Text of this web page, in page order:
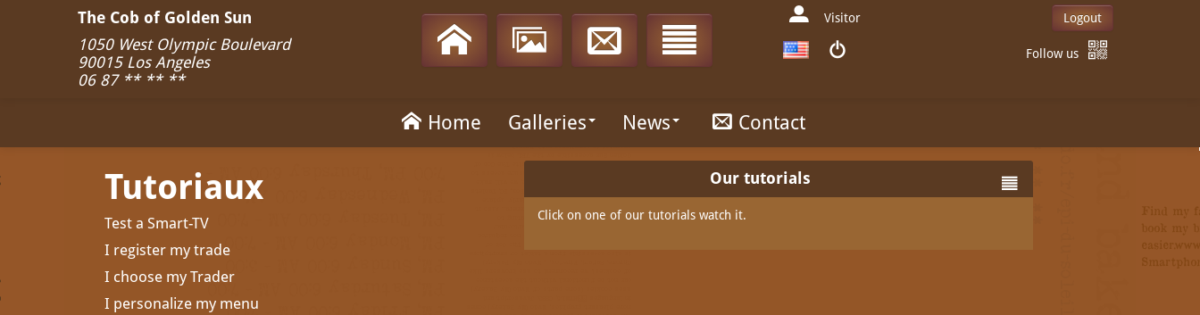
The Cob of Golden Sun
1050 West Olympic Boulevard
90015 Los Angeles
06 87 ** ** **
Visitor Logout
Follow us
Home Galleries News Contact
Tutoriaux
Test a Smart-TV
I register my trade
I choose my Trader
I personalize my menu
Our tutorials
Click on one of our tutorials watch it.